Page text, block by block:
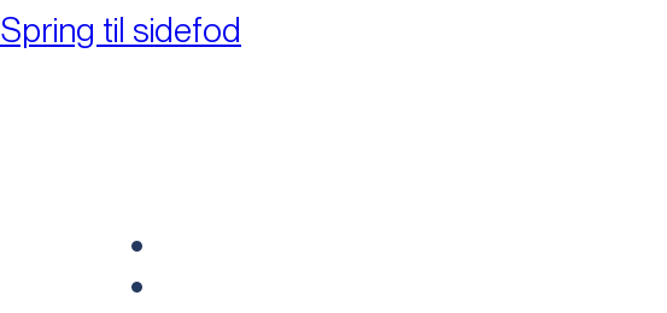
Spring til sidefod